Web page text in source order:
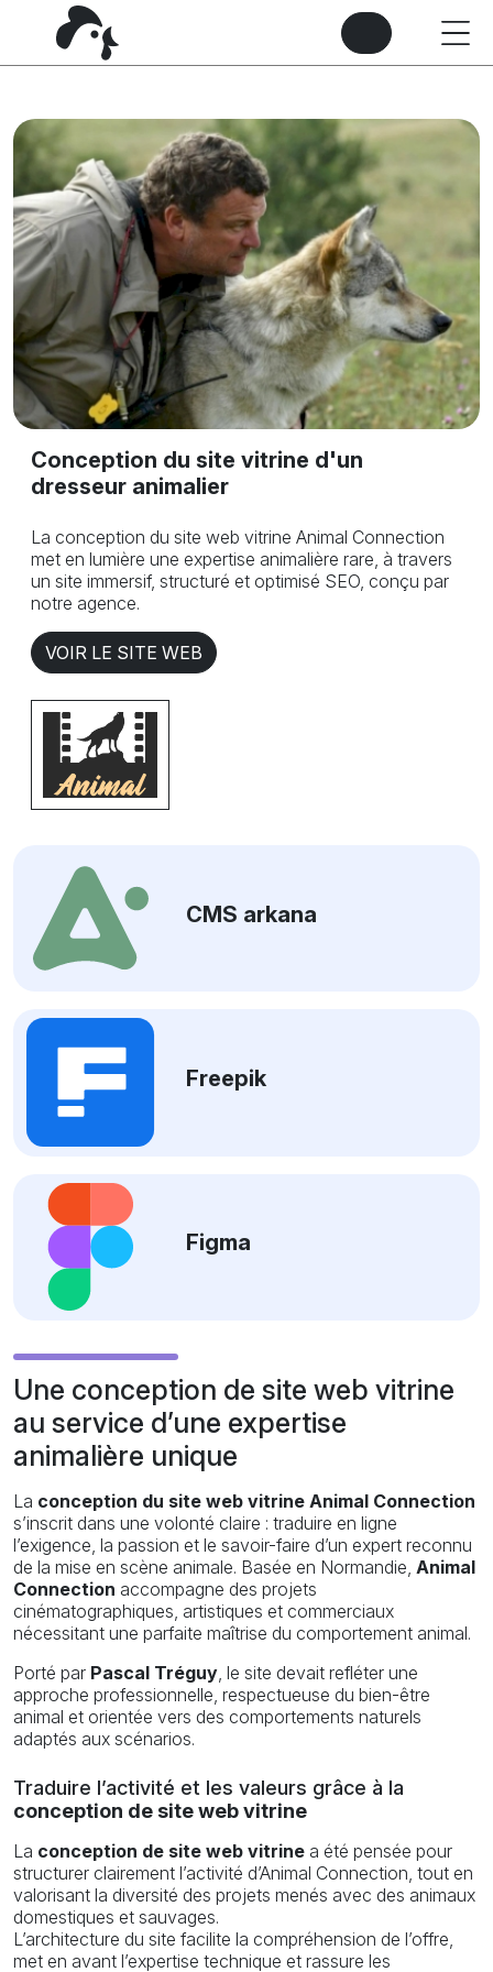
Conception du site vitrine d'un
dresseur animalier
La conception du site web vitrine Animal Connection
met en lumière une expertise animalière rare, à travers
un site immersif, structuré et optimisé SEO, conçu par
notre agence.
VOIR LE SITE WEB
CMS arkana
Freepik
Figma
Une conception de site web vitrine
au service d’une expertise
animalière unique
La conception du site web vitrine Animal Connection
s’inscrit dans une volonté claire : traduire en ligne
l’exigence, la passion et le savoir-faire d’un expert reconnu
de la mise en scène animale. Basée en Normandie, Animal
Connection accompagne des projets
cinématographiques, artistiques et commerciaux
nécessitant une parfaite maîtrise du comportement animal.
Porté par Pascal Tréguy , le site devait refléter une
approche professionnelle, respectueuse du bien-être
animal et orientée vers des comportements naturels
adaptés aux scénarios.
Traduire l’activité et les valeurs grâce à la
conception de site web vitrine
La conception de site web vitrine a été pensée pour
structurer clairement l’activité d’Animal Connection, tout en
valorisant la diversité des projets menés avec des animaux
domestiques et sauvages.
L’architecture du site facilite la compréhension de l’offre,
met en avant l’expertise technique et rassure les